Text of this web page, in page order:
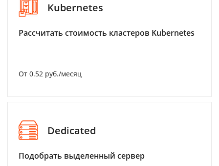
Kubernetes
Рассчитать стоимость кластеров Kubernetes
От 0.52 руб./месяц
Dedicated
Подобрать выделенный сервер